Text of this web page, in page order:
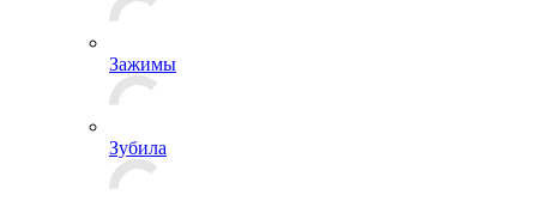
Зажимы
Зубила